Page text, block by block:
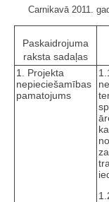
Carnikavā 2011.
Paskaidrojuma
raksta sadaļas
1. Projekta
nepieciešamības
pamatojums